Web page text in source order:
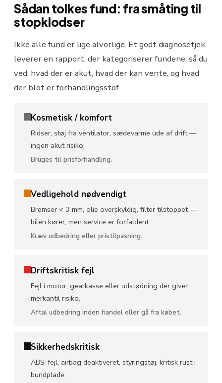
Sådan tolkes fund: fra småting til
stopklodser
Ikke alle fund er lige alvorlige. Et godt diagnosetjek
leverer en rapport, der kategoriserer fundene, så du
ved, hvad der er akut, hvad der kan vente, og hvad
der blot er forhandlingsstof.
Kosmetisk / komfort
Ridser, støj fra ventilator, sædevarme ude af drift —
ingen akut risiko.
Bruges til prisforhandling.
Vedligehold nødvendigt
Bremser < 3 mm, olie overskyldig, filter tilstoppet —
bilen kører, men service er forfaldent.
Kræv udbedring eller pristilpasning.
Driftskritisk fejl
Fejl i motor, gearkasse eller udstødning der giver
merkantil risiko.
Aftal udbedring inden handel eller gå fra købet.
Sikkerhedskritisk
ABS-fejl, airbag deaktiveret, styringstøj, kritisk rust i
bundplade.